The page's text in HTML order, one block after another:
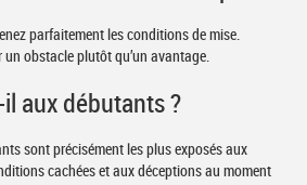
parfaitement les conditions de mise.
obstacle plutôt qu’un avantage.
aux débutants ?
sont précisément les plus exposés aux
cachées et aux déceptions au moment